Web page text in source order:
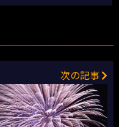
次の記事